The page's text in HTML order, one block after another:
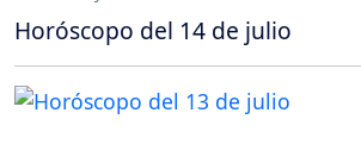
Horóscopo del 14 de julio